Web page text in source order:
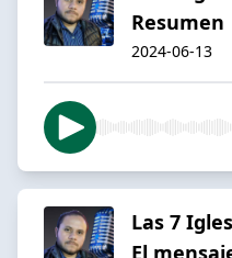
Resumen
2024-06-13
Las 7
El